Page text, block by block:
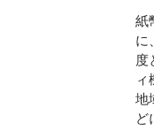
紙
に
度
ィ
地
ど